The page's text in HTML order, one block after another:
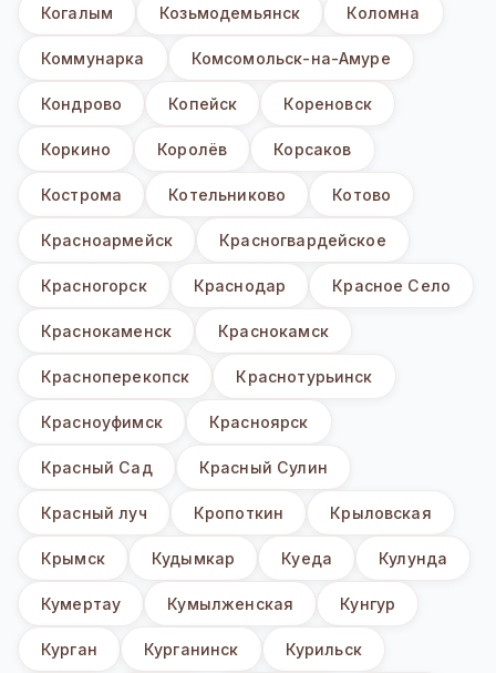
Когалым Козьмодемьянск Коломна
Коммунарка Комсомольск-на-Амуре
Кондрово Копейск Кореновск
Коркино Королёв Корсаков
Кострома Котельниково Котово
Красноармейск Красногвардейское
Красногорск Краснодар Красное Село
Краснокаменск Краснокамск
Красноперекопск Краснотурьинск
Красноуфимск Красноярск
Красный Сад Красный Сулин
Красный луч Кропоткин Крыловская
Крымск Кудымкар Куеда Кулунда
Кумертау Кумылженская Кунгур
Курган Курганинск Курильск